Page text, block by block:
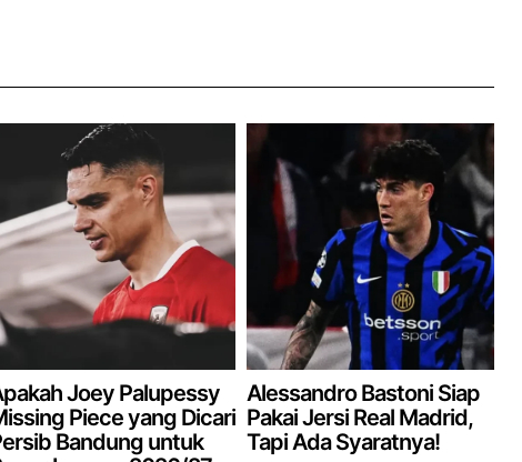
Joey Palupessy
Piece yang Dicari
Bandung untuk
Alessandro Bastoni Siap
Pakai Jersi Real Madrid,
Tapi Ada Syaratnya!